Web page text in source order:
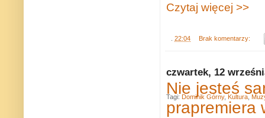
Czytaj więcej >>
22:04 Brak komentarzy:
czwartek, 12
Nie jesteś
prapremiera
Tagi: Dominik Górny, Kultura